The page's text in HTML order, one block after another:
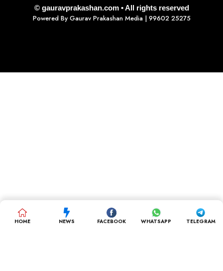
© gauravprakashan.com • All rights reserved
Powered By Gaurav Prakashan Media| 99602 25275
HOME NEWS FACEBOOK WHATSAPP TELEGRAM